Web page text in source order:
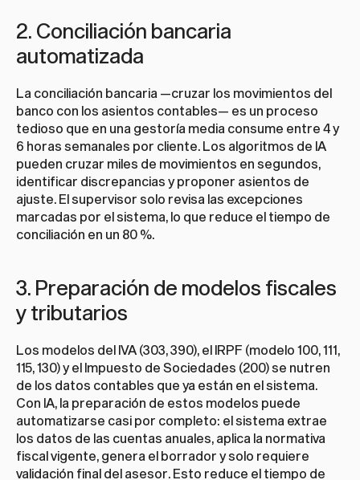
2. Conciliación bancaria
automatizada
La conciliación bancaria —cruzar los movimientos del
banco con los asientos contables— es un proceso
tedioso que en una gestoría media consume entre 4 y
6 horas semanales por cliente. Los algoritmos de IA
pueden cruzar miles de movimientos en segundos,
identificar discrepancias y proponer asientos de
ajuste. El supervisor solo revisa las excepciones
marcadas por el sistema, lo que reduce el tiempo de
conciliación en un 80 %.
3. Preparación de modelos fiscales
y tributarios
Los modelos del IVA (303, 390), el IRPF (modelo 100, 111,
115, 130) y el Impuesto de Sociedades (200) se nutren
de los datos contables que ya están en el sistema.
Con IA, la preparación de estos modelos puede
automatizarse casi por completo: el sistema extrae
los datos de las cuentas anuales, aplica la normativa
fiscal vigente, genera el borrador y solo requiere
validación final del asesor. Esto reduce el tiempo de